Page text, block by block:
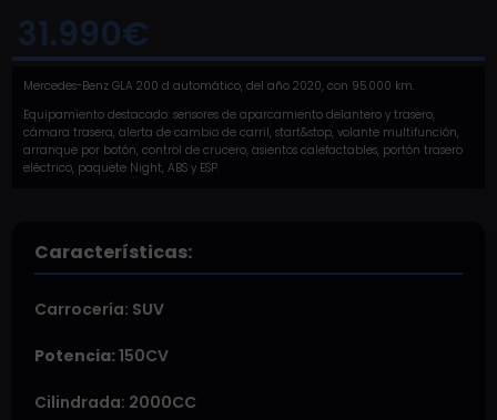
31.990€
Mercedes-Benz GLA 200 d automático, del año 2020, con 95.000 km.
Equipamiento destacado: sensores de aparcamiento delantero y trasero,
cámara trasera, alerta de cambio de carril, start&stop, volante multifunción,
arranque por botón, control de crucero, asientos calefactables, portón trasero
eléctrico, paquete Night, ABS y ESP.
Características:
Carrocería: SUV
Potencia:150CV
Cilindrada: 2000CC